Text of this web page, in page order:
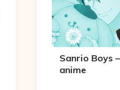
Sanrio Boys
anime